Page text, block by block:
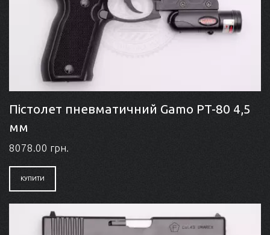
Пістолет пневматичний Gamo PT-80 4,5
мм
8078.00 грн.
КУПИТИ